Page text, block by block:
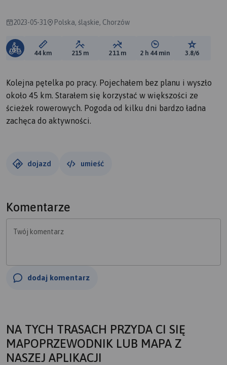
2023-05-31 Polska, śląskie, Chorzów
Długość trasy:
44 km Suma przewyższeń:
215 m Suma spadków:
211 m Średni czas potrzebny
2 h 44 min Ocena
3.8/6
Kolejna pętelka po pracy. Pojechałem bez planu i wyszło
około 45 km. Starałem się korzystać w większości ze
ścieżek rowerowych. Pogoda od kilku dni bardzo ładna
zachęca do aktywności.
dojazd umieść
Komentarze
Twój komentarz
dodaj komentarz
NA TYCH TRASACH PRZYDA CI SIĘ
MAPOPRZEWODNIK LUB MAPA Z
NASZEJ APLIKACJI